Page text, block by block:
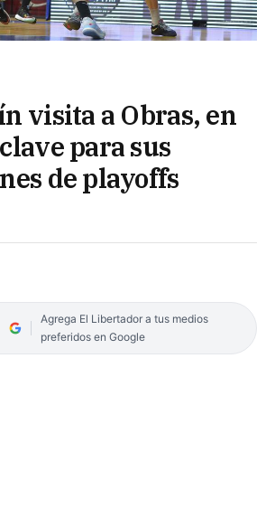
visita a Obras, en
para sus
de playoffs
Agrega El Libertador a tus medios
preferidos en Google